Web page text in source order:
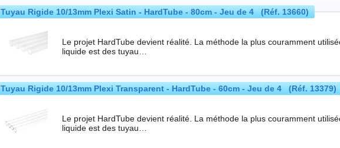
Tuyau Rigide 10/13mm Plexi Satin - HardTube - 80cm - Jeu de 4 (Réf. 13660)
Le projet HardTube devient réalité. La méthode la plus couramment utilisée jusque-là pour les systèmes de refroidissement
liquide est des tuyau…
Tuyau Rigide 10/13mm Plexi Transparent - HardTube - 60cm - Jeu de 4 (Réf. 13379)
Le projet HardTube devient réalité. La méthode la plus couramment utilisée jusque-là pour les systèmes de refroidissement
liquide est des tuyau…